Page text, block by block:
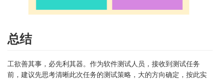
总结
工欲善其事，必先利其器。作为软件测试人员，接收到测试任务
前，建议先思考清晰此次任务的测试策略，大的方向确定，按此实